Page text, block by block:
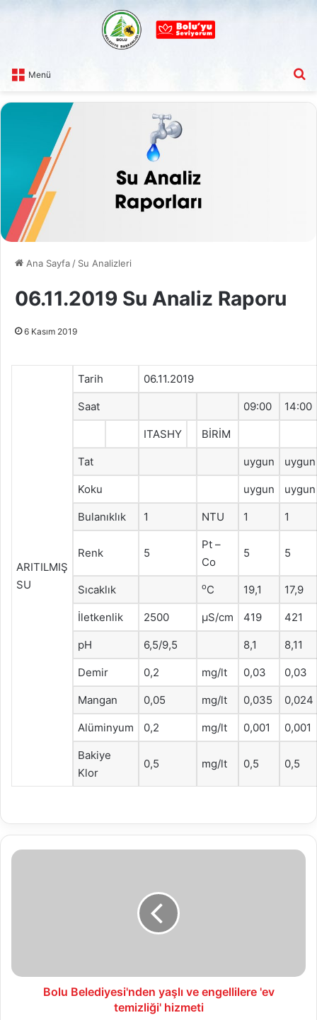
Menü
Ana Sayfa / Su Analizleri
06.11.2019 Su Analiz Raporu
6 Kasım 2019
ARITILMIŞ
SU
Tarih 06.11.2019
Saat 09:00 14:00
ITASHY BİRİM
Tat uygun uygun
Koku uygun uygun
Bulanıklık 1 NTU 1 1
Renk 5
Pt –
Co
5 5
Sıcaklık oC 19,1 17,9
İletkenlik 2500 μS/cm 419 421
pH 6,5/9,5 8,1 8,11
Demir 0,2 mg/lt 0,03 0,03
Mangan 0,05 mg/lt 0,035 0,024
Alüminyum 0,2 mg/lt 0,001 0,001
Bakiye
Klor
0,5 mg/lt 0,5 0,5
Bolu
Bolu Belediyesi'nden yaşlı ve engellilere 'ev
temizliği' hizmeti